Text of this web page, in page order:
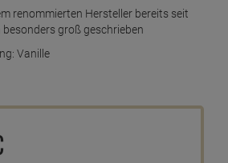
renommierten Hersteller bereits seit
groß geschrieben
Vanille